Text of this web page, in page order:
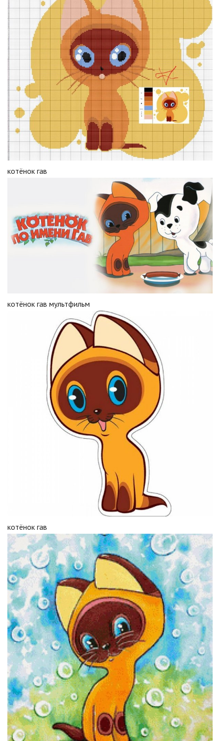
котёнок гав
котёнок гав мультфильм
котёнок гав